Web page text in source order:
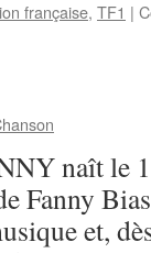
française, TF1 |
naît le
Fanny
et,